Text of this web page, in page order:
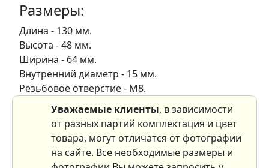
Размеры:
Длина - 130 мм.
Высота - 48 мм.
Ширина - 64 мм.
Внутренний диаметр - 15 мм.
Резьбовое отверстие - М8.
Уважаемые клиенты, в зависимости
от разных партий комплектация и цвет
товара, могут отличатся от фотографии
на сайте. Все необходимые размеры и